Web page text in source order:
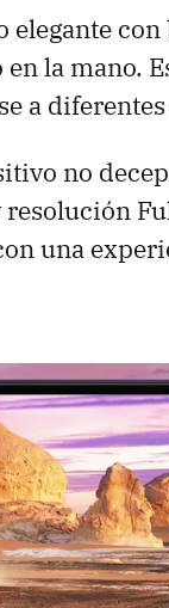
elegante
la mano.
a
no
resolución
una